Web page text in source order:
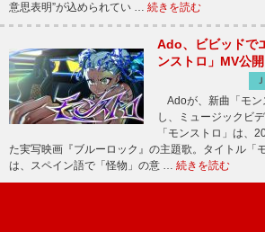
意思表明”が込められてい … 続きを読む
Ado、ビビッドで
ンストロ」MV公開
Adoが、新曲「モン
し、ミュージックビ
「モンストロ」は、
た実写映画『ブルーロック』の主題歌。タイトル「
は、スペイン語で「怪物」の意 … 続きを読む